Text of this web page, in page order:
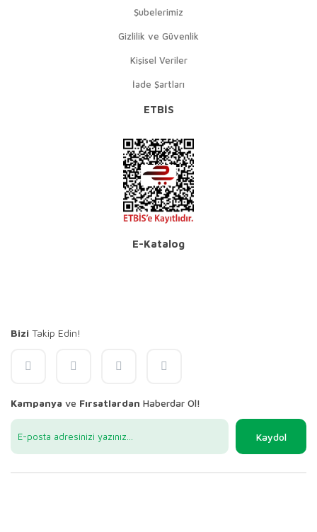
Şubelerimiz
Gizlilik ve Güvenlik
Kişisel Veriler
İade Şartları
ETBİS
E-Katalog
Bizi Takip Edin!
Kampanya ve Fırsatlardan Haberdar Ol!
Kaydol